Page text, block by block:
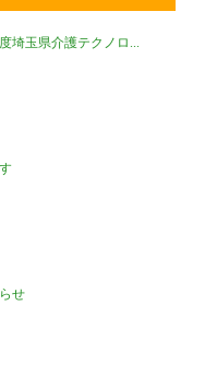
埼玉県介護テクノロ...
せ